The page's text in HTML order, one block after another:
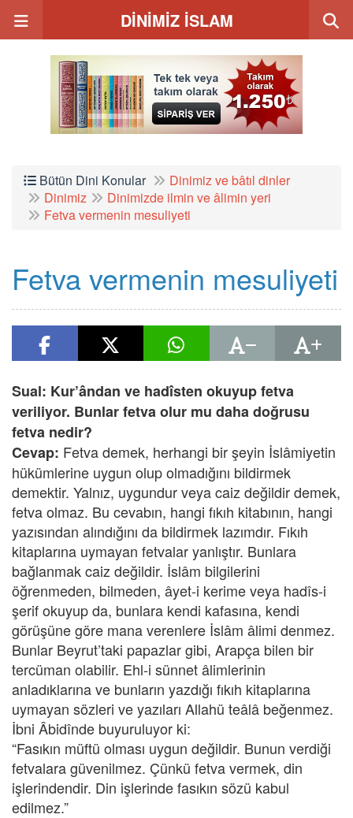
DİNİMİZ İSLAM
Bütün Dini Konular
Dinimiz ve bâtıl dinler
Dinimiz
Dinimizde ilmin ve âlimin yeri
Fetva vermenin mesuliyeti
Fetva vermenin mesuliyeti
Sual: Kur’ândan ve hadîsten okuyup fetva
veriliyor. Bunlar fetva olur mu daha doğrusu
fetva nedir?
Cevap: Fetva demek, herhangi bir şeyin İslâmiyetin
hükümlerine uygun olup olmadığını bildirmek
demektir. Yalnız, uygundur veya caiz değildir demek,
fetva olmaz. Bu cevabın, hangi fıkıh kitabının, hangi
yazısından alındığını da bildirmek lazımdır. Fıkıh
kitaplarına uymayan fetvalar yanlıştır. Bunlara
bağlanmak caiz değildir. İslâm bilgilerini
öğrenmeden, bilmeden, âyet-i kerime veya hadîs-i
şerif okuyup da, bunlara kendi kafasına, kendi
görüşüne göre mana verenlere İslâm âlimi denmez.
Bunlar Beyrut’taki papazlar gibi, Arapça bilen bir
tercüman olabilir. Ehl-i sünnet âlimlerinin
anladıklarına ve bunların yazdığı fıkıh kitaplarına
uymayan sözleri ve yazıları Allahü teâlâ beğenmez.
İbni Âbidînde buyuruluyor ki:
“Fasıkın müftü olması uygun değildir. Bunun verdiği
fetvalara güvenilmez. Çünkü fetva vermek, din
işlerindendir. Din işlerinde fasıkın sözü kabul
edilmez.”